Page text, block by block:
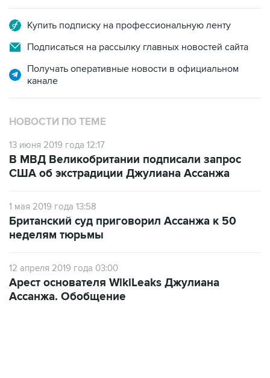
Купить подписку на профессиональную ленту
Подписаться на рассылку главных новостей сайта
Получать оперативные новости в официальном
канале
НОВОСТИ ПО ТЕМЕ
13 июня 2019 года 12:17
В МВД Великобритании подписали запрос
США об экстрадиции Джулиана Ассанжа
1 мая 2019 года 13:58
Британский суд приговорил Ассанжа к 50
неделям тюрьмы
12 апреля 2019 года 03:00
Арест основателя WikiLeaks Джулиана
Ассанжа. Обобщение